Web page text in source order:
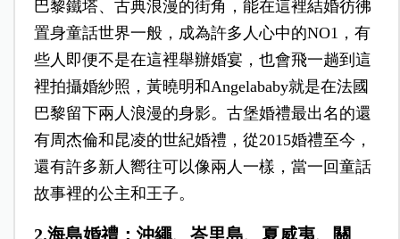
巴黎鐵塔、古典浪漫的街角，能在這裡結婚彷彿
置身童話世界一般，成為許多人心中的NO1，有
些人即便不是在這裡舉辦婚宴，也會飛一趟到這
裡拍攝婚紗照，黃曉明和Angelababy就是在法國
巴黎留下兩人浪漫的身影。古堡婚禮最出名的還
有周杰倫和昆凌的世紀婚禮，從2015婚禮至今，
還有許多新人嚮往可以像兩人一樣，當一回童話
故事裡的公主和王子。
2.海島婚禮：沖繩、峇里島、夏威夷、關